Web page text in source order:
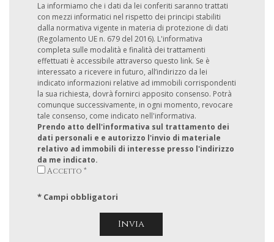
La informiamo che i dati da lei conferiti saranno trattati
con mezzi informatici nel rispetto dei principi stabiliti
dalla normativa vigente in materia di protezione di dati
(Regolamento UE n. 679 del 2016). L'informativa
completa sulle modalità e finalità dei trattamenti
effettuati è accessibile attraverso questo link. Se è
interessato a ricevere in futuro, all’indirizzo da lei
indicato informazioni relative ad immobili corrispondenti
la sua richiesta, dovrà fornirci apposito consenso. Potrà
comunque successivamente, in ogni momento, revocare
tale consenso, come indicato nell'informativa.
Prendo atto dell'informativa sul trattamento dei
dati personali e e autorizzo l'invio di materiale
relativo ad immobili di interesse presso l'indirizzo
da me indicato.
Accetto *
* Campi obbligatori